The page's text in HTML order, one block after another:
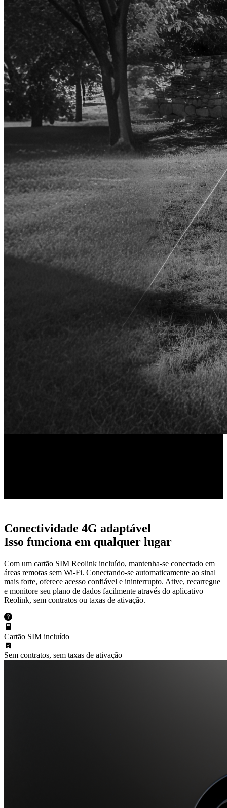
Conectividade 4G adaptável
Isso funciona em qualquer lugar
Com um cartão SIM Reolink incluído, mantenha-se conectado em
áreas remotas sem Wi-Fi. Conectando-se automaticamente ao sinal
mais forte, oferece acesso confiável e ininterrupto. Ative, recarregue
e monitore seu plano de dados facilmente através do aplicativo
Reolink, sem contratos ou taxas de ativação.
Cartão SIM incluído
Sem contratos, sem taxas de ativação